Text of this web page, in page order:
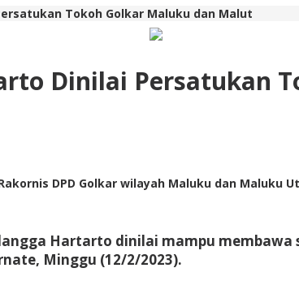
Tokoh Golkar Maluku dan Malut
Dinilai Persatukan
DPD Golkar wilayah Maluku dan Maluku
Hartarto dinilai mampu
Minggu (12/2/2023).